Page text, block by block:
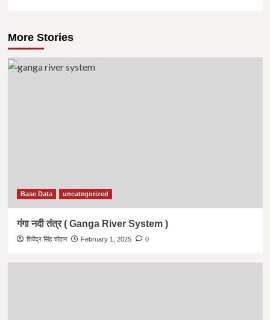
More Stories
Base Data uncategorized
गंगा नदी तंत्र ( Ganga River System )
शिवेंद्र सिंह चौहान February 1, 2025 0